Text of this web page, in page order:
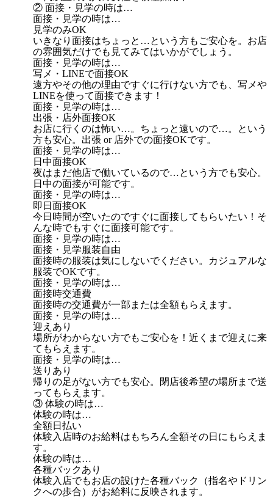
② 面接・見学の時は…
面接・見学の時は…
見学のみOK
いきなり面接はちょっと…という方もご安心を。お店
の雰囲気だけでも見てみてはいかがでしょう。
面接・見学の時は…
写メ・LINEで面接OK
遠方やその他の理由ですぐに行けない方でも、写メや
LINEを使って面接できます！
面接・見学の時は…
出張・店外面接OK
お店に行くのは怖い…。ちょっと遠いので…。という
方も安心。出張 or 店外での面接OKです。
面接・見学の時は…
日中面接OK
夜はまだ他店で働いているので…という方でも安心。
日中の面接が可能です。
面接・見学の時は…
即日面接OK
今日時間が空いたのですぐに面接してもらいたい！そ
んな時でもすぐに面接可能です。
面接・見学の時は…
面接・見学服装自由
面接時の服装は気にしないでください。カジュアルな
服装でOKです。
面接・見学の時は…
面接時交通費
面接時の交通費が一部または全額もらえます。
面接・見学の時は…
迎えあり
場所がわからない方でもご安心を！近くまで迎えに来
てもらえます。
面接・見学の時は…
送りあり
帰りの足がない方でも安心。閉店後希望の場所まで送
ってもらえます。
③ 体験の時は…
体験の時は…
全額日払い
体験入店時のお給料はもちろん全額その日にもらえま
す。
体験の時は…
各種バックあり
体験入店でもお店の設けた各種バック（指名やドリン
クへの歩合）がお給料に反映されます。